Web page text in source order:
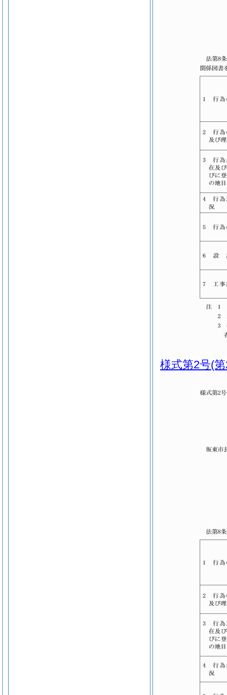
様式第2号(